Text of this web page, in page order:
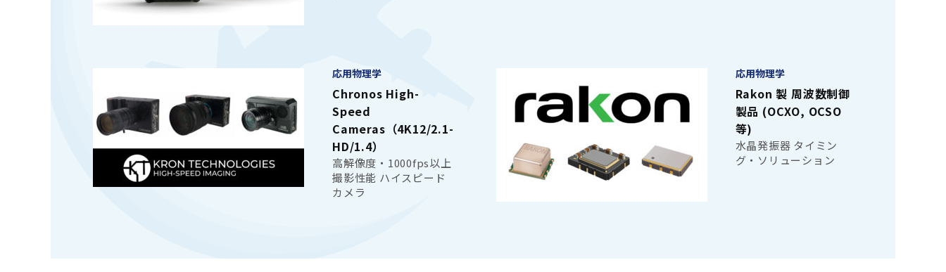
応用物理学
Chronos High-
Speed
Cameras（4K12/2.1-
HD/1.4）
高解像度・1000fps以上
撮影性能 ハイスピード
カメラ
応用物理学
Rakon 製 周波数制御
製品 (OCXO, OCSO
等)
水晶発振器 タイミン
グ・ソリューション